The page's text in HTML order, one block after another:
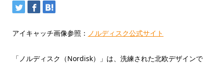
アイキャッチ画像参照： ノルディスク公式サイト
「ノルディスク（Nordisk）」は、洗練された北欧デザインで